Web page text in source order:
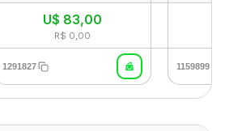
U$ 83,00
R$ 0,00
1291827 1159899